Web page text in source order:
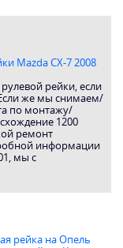
Mazda CX-7 2008
рейки, если
же мы снимаем/
по монтажу/
1200
ремонт
информации
мы с
рейка на Опель